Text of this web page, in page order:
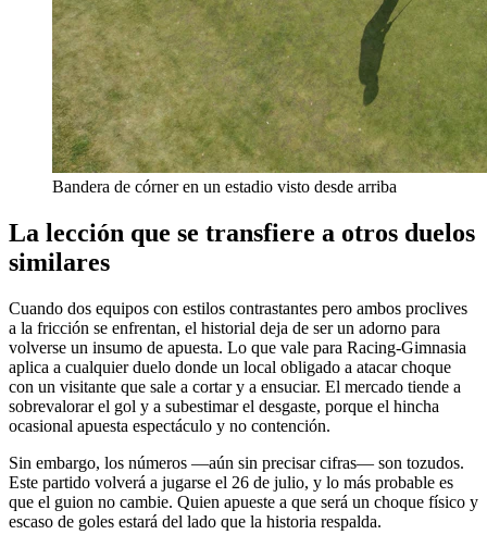
Bandera de córner en un estadio visto desde arriba
La lección que se transfiere a otros duelos
similares
Cuando dos equipos con estilos contrastantes pero ambos proclives
a la fricción se enfrentan, el historial deja de ser un adorno para
volverse un insumo de apuesta. Lo que vale para Racing-Gimnasia
aplica a cualquier duelo donde un local obligado a atacar choque
con un visitante que sale a cortar y a ensuciar. El mercado tiende a
sobrevalorar el gol y a subestimar el desgaste, porque el hincha
ocasional apuesta espectáculo y no contención.
Sin embargo, los números —aún sin precisar cifras— son tozudos.
Este partido volverá a jugarse el 26 de julio, y lo más probable es
que el guion no cambie. Quien apueste a que será un choque físico y
escaso de goles estará del lado que la historia respalda.